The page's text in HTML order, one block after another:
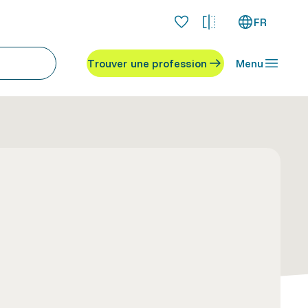
FR
Trouver une profession Menu